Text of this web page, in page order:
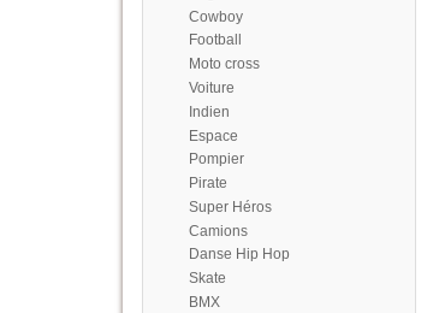
Cowboy
Football
Moto cross
Voiture
Indien
Espace
Pompier
Pirate
Super Héros
Camions
Danse Hip Hop
Skate
BMX